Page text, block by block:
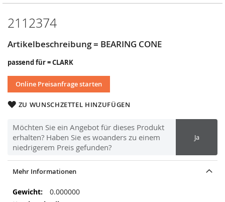
2112374
Artikelbeschreibung = BEARING CONE
passend für = CLARK
Online Preisanfrage starten
ZU WUNSCHZETTEL HINZUFÜGEN
Möchten Sie ein Angebot für dieses Produkt
erhalten? Haben Sie es woanders zu einem
niedrigerem Preis gefunden?
Ja
Anfang
Bildergalerie
Mehr Informationen
Mehr
Informationen
0.000000